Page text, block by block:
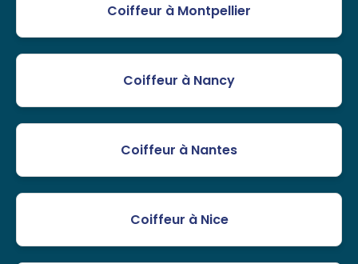
Coiffeur à Montpellier
Coiffeur à Nancy
Coiffeur à Nantes
Coiffeur à Nice